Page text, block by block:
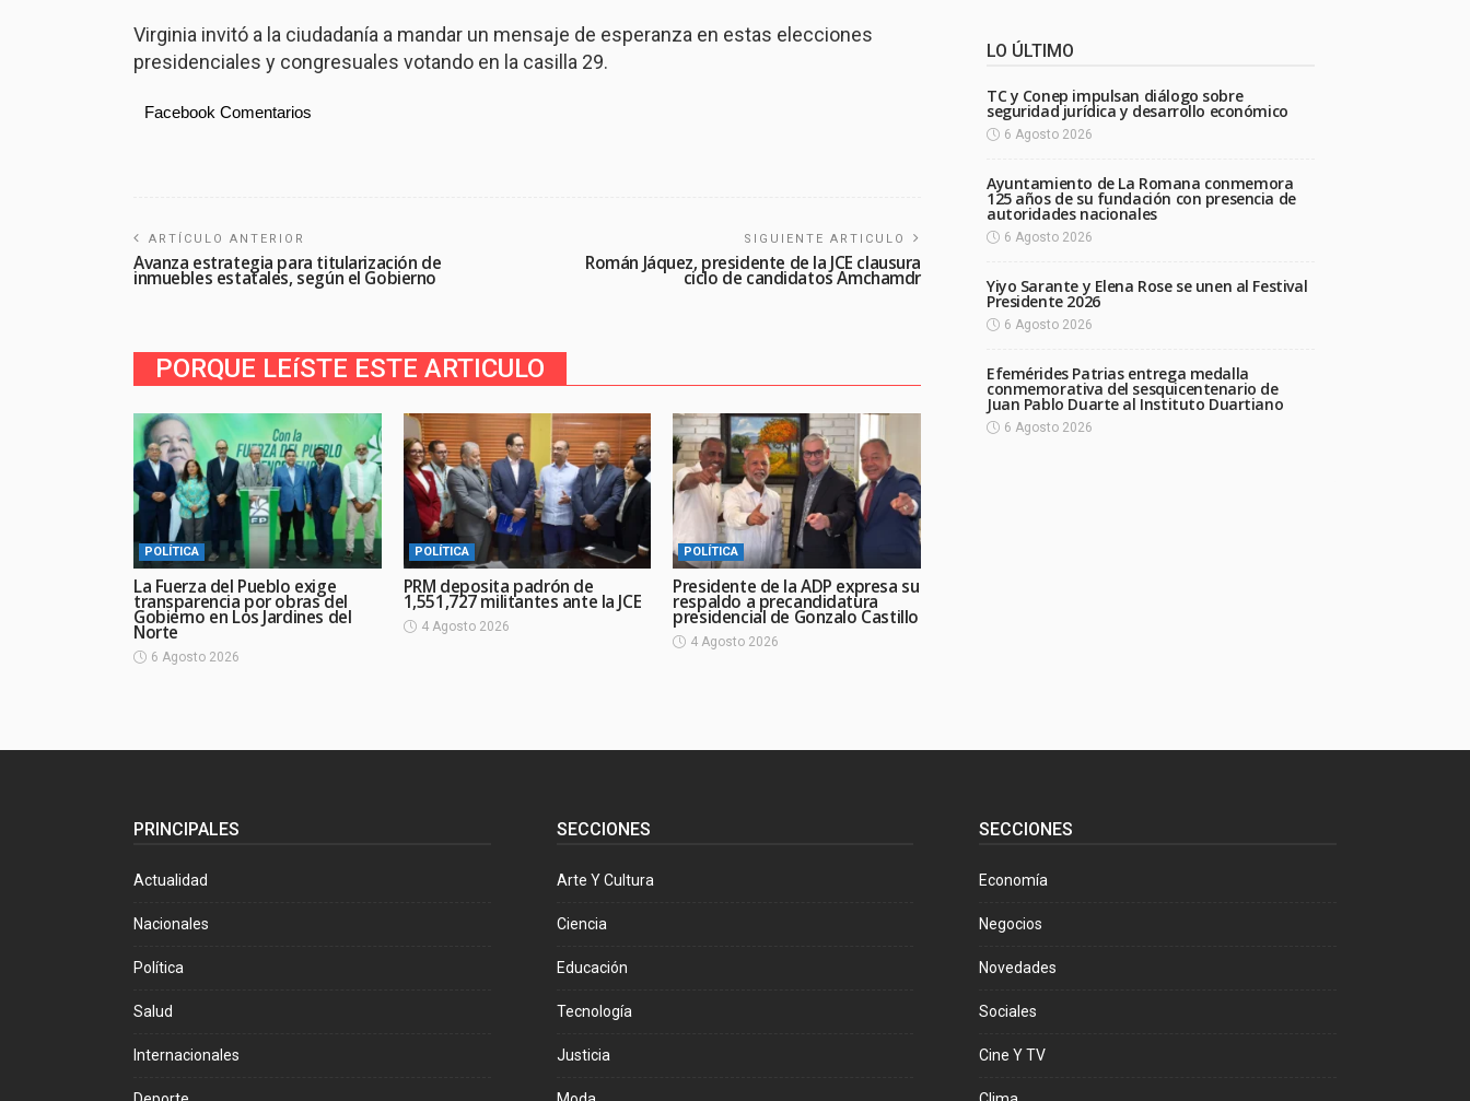
Virginia invitó a la ciudadanía a mandar un mensaje de esperanza en estas elecciones
presidenciales y congresuales votando en la casilla 29.
Facebook Comentarios
ARTÍCULO ANTERIOR
Avanza estrategia para titularización de
inmuebles estatales, según el Gobierno
SIGUIENTE ARTICULO
Román Jáquez, presidente de la JCE clausura
ciclo de candidatos Amchamdr
PORQUE LEíSTE ESTE ARTICULO
POLÍTICA
La Fuerza del Pueblo exige
transparencia por obras del
Gobierno en Los Jardines del
Norte
6 Agosto 2026
POLÍTICA
PRM deposita padrón de
1,551,727 militantes ante la JCE
4 Agosto 2026
POLÍTICA
Presidente de la ADP expresa su
respaldo a precandidatura
presidencial de Gonzalo Castillo
4 Agosto 2026
LO ÚLTIMO
TC y Conep impulsan diálogo sobre
seguridad jurídica y desarrollo económico
6 Agosto 2026
Ayuntamiento de La Romana conmemora
125 años de su fundación con presencia de
autoridades nacionales
6 Agosto 2026
Yiyo Sarante y Elena Rose se unen al Festival
Presidente 2026
6 Agosto 2026
Efemérides Patrias entrega medalla
conmemorativa del sesquicentenario de
Juan Pablo Duarte al Instituto Duartiano
6 Agosto 2026
PRINCIPALES
Actualidad
Nacionales
Política
Salud
Internacionales
SECCIONES
Arte Y Cultura
Ciencia
Educación
Tecnología
Justicia
SECCIONES
Economía
Negocios
Novedades
Sociales
Cine Y TV